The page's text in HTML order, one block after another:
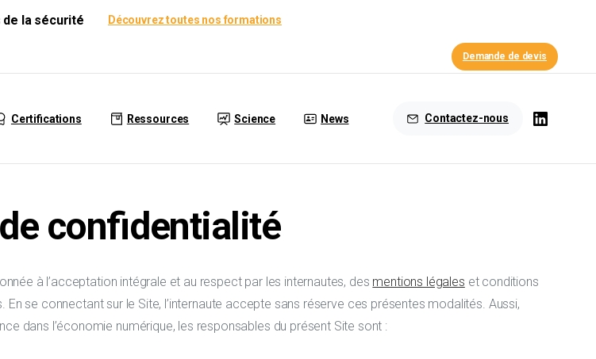
de la sécurité Découvrez toutes nos formations
Demande de devis
Certifications Ressources Science News Contactez-nous
confidentialité
à l’acceptation intégrale et au respect par les internautes, des mentions légales et conditions
se connectant sur le Site, l’internaute accepte sans réserve ces présentes modalités. Aussi,
dans l’économie numérique, les responsables du présent Site sont :